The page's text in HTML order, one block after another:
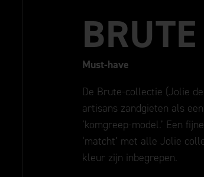
BRUTE
Must-have
De Brute-collectie (Jolie
artisans zandgieten als
‘komgreep-model.’ Een
‘matcht’ met alle Jolie
kleur zijn inbegrepen.